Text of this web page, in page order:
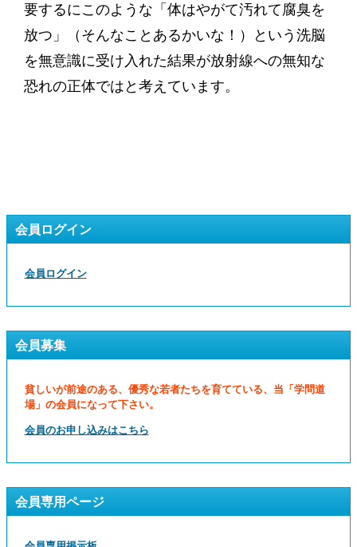
要するにこのような「体はやがて汚れて腐臭を
放つ」（そんなことあるかいな！）という洗脳
を無意識に受け入れた結果が放射線への無知な
恐れの正体ではと考えています。
会員ログイン
会員ログイン
会員募集
貧しいが前途のある、優秀な若者たちを育てている、当「学問道
場」の会員になって下さい。
会員のお申し込みはこちら
会員専用ページ